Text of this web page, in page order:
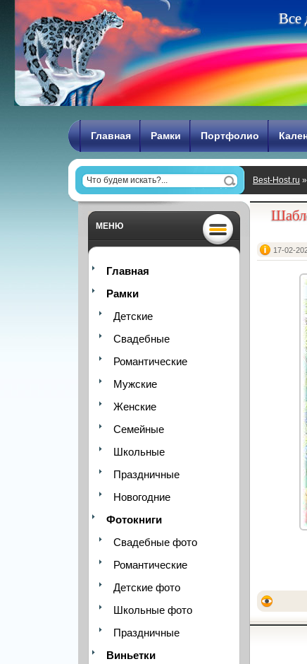
Все
Главная Рамки Портфолио
Best-Host.ru »
МЕНЮ
Главная
Рамки
Детские
Свадебные
Романтические
Мужские
Женские
Семейные
Школьные
Праздничные
Новогодние
Фотокниги
Свадебные фото
Романтические
Детские фото
Школьные фото
Праздничные
Виньетки
17-02-